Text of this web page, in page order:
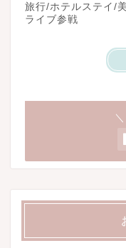
旅行/ホテルステイ/
ライブ参戦